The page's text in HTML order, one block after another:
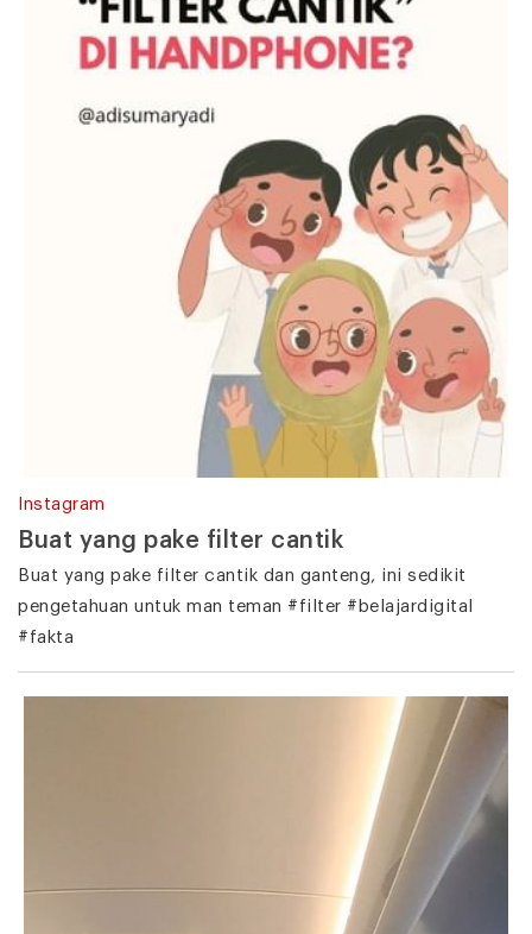
Instagram
Buat yang pake filter cantik
Buat yang pake filter cantik dan ganteng, ini sedikit
pengetahuan untuk man teman #filter #belajardigital
#fakta